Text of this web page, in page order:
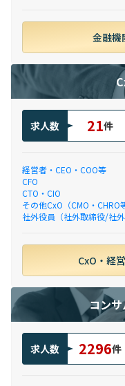
金融機
求人数 21件
経営者・CEO・COO等
CFO
CTO・CIO
その他CxO（CMO・CHRO
社外役員（社外取締役/社外
CxO・経
コン
求人数 2296件